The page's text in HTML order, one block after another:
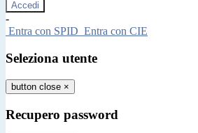
-
Entra con SPID Entra con CIE
Seleziona utente
button close ×
Recupero password